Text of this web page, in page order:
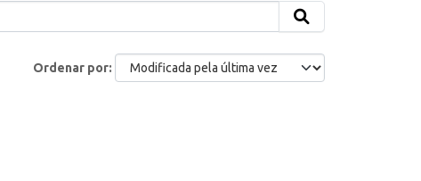
Ordenar por